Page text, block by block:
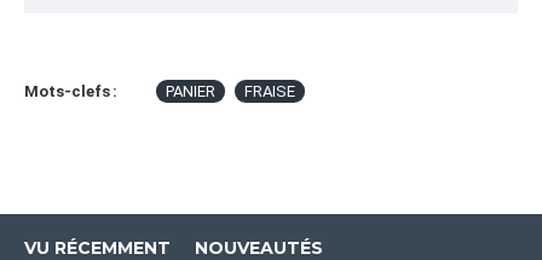
Mots-clefs : PANIER FRAISE
VU RÉCEMMENT NOUVEAUTÉS